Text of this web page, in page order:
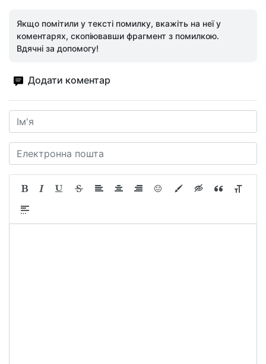
Якщо помітили у тексті помилку, вкажіть на неї у
коментарях, скопіювавши фрагмент з помилкою.
Вдячні за допомогу!
Додати коментар